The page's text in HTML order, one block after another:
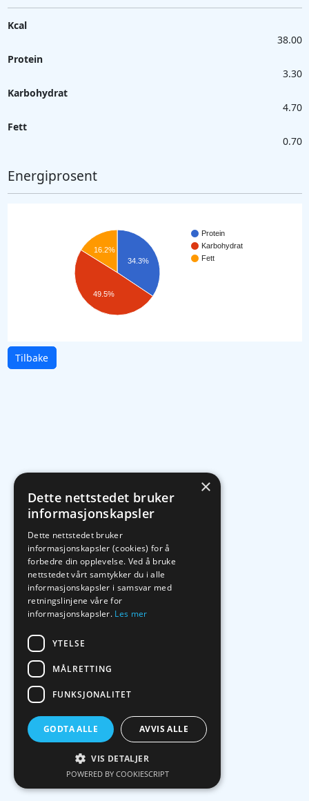
Kcal
38.00
Protein
3.30
Karbohydrat
4.70
Fett
0.70
Energiprosent
Protein
Karbohydrat
Fett
34.3%
16.2%
49.5%
Tilbake
×
Dette nettstedet bruker
informasjonskapsler
Dette nettstedet bruker
informasjonskapsler (cookies) for å
forbedre din opplevelse. Ved å bruke
nettstedet vårt samtykker du i alle
informasjonskapsler i samsvar med
retningslinjene våre for
informasjonskapsler. Les mer
YTELSE
MÅLRETTING
FUNKSJONALITET
GODTA ALLE AVVIS ALLE
VIS DETALJER
POWERED BY COOKIESCRIPT